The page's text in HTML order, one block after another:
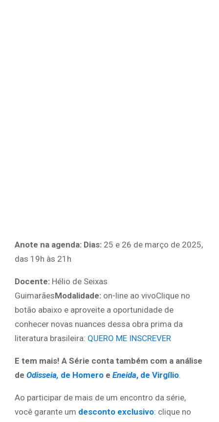
Anote na agenda: Dias: 25 e 26 de março de 2025,
das 19h às 21h
Docente: Hélio de Seixas
GuimarãesModalidade: on-line ao vivoClique no
botão abaixo e aproveite a oportunidade de
conhecer novas nuances dessa obra prima da
literatura brasileira: QUERO ME INSCREVER
E tem mais! A Série conta também com a análise
de Odisseia, de Homero e Eneida, de Virgílio
Ao participar de mais de um encontro da série,
você garante um desconto exclusivo: clique no